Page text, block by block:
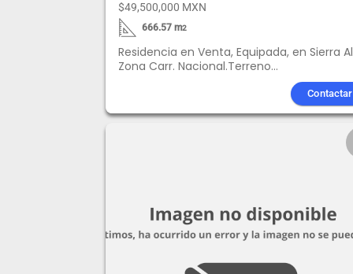
$49,500,000 MXN
666.57m2
Residencia en Venta, Equipada, en Sierra
Zona Carr. Nacional.Terreno
666.57m2Construcción:1,081.59 m2SOT1:
238.84 m2, SOT2: 138.34 m2, PB: 379.41 m2,
PA: 325.00 m2Frente:20.00 m, Fondo:33.83
mJardín:152.97 m2 +99.06 m2 terraza
infantiles, canchas deportivas y más
para actividades
plantas con aislamiento térmico en
cuarzo, despensa y puertas semisólidas
Contactar